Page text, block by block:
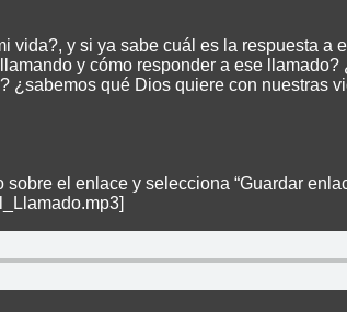
vida?, y si ya sabe cuál es la respuesta
y cómo responder a ese
qué Dios quiere con nuestras
el enlace y selecciona “Guardar